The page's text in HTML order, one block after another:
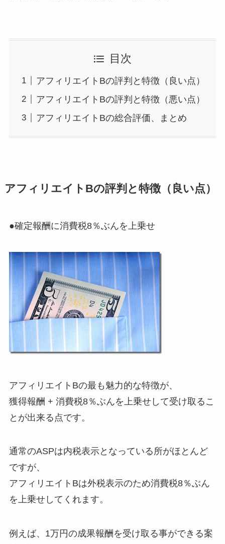
目次
アフィリエイトBの評判と特徴（良い点）
アフィリエイトBの評判と特徴（悪い点）
アフィリエイトBの総合評価、まとめ
アフィリエイトBの評判と特徴（良い点）
●確定報酬に消費税8％ぶんを上乗せ
アフィリエイトBの最も魅力的な特徴が、
獲得報酬 + 消費税8％ぶんを上乗せして受け取るこ
とが出来る点です。
通常のASPは内税表示となっている所がほとんど
ですが、
アフィリエイトBは外税表示のため消費税8％ぶん
を上乗せしてくれます。
例えば、1万円の成果報酬を受け取る事ができる案